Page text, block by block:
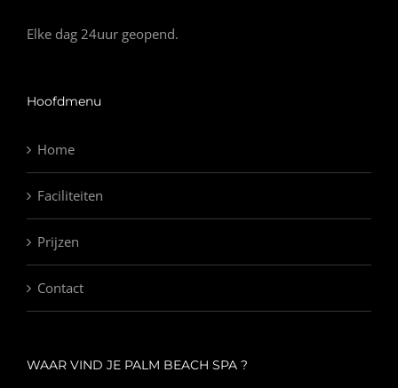
Elke dag 24uur geopend.
Hoofdmenu
Home
Faciliteiten
Prijzen
Contact
WAAR VIND JE PALM BEACH SPA ?